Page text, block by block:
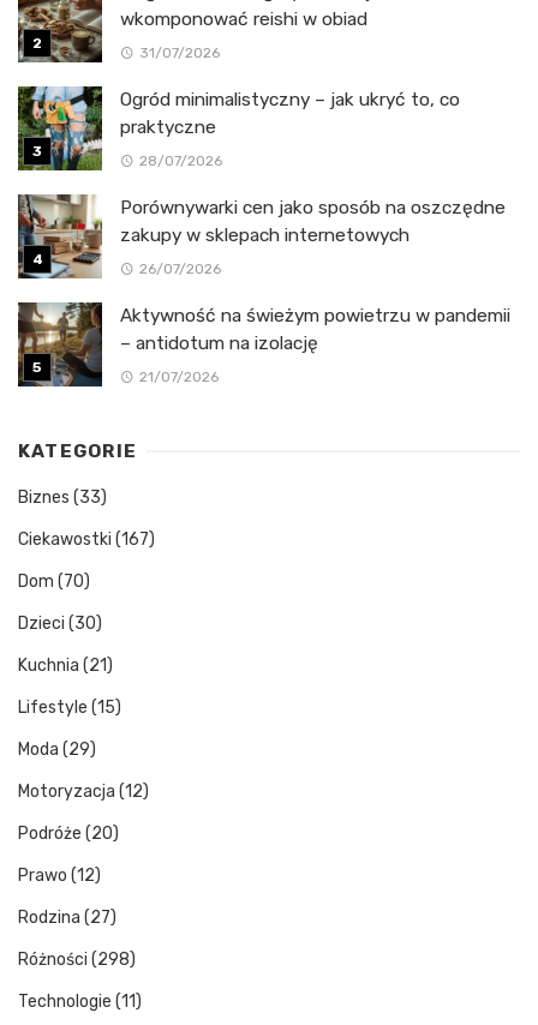
wkomponować reishi w obiad
31/07/2026
Ogród minimalistyczny – jak ukryć to, co
praktyczne
28/07/2026
Porównywarki cen jako sposób na oszczędne
zakupy w sklepach internetowych
26/07/2026
Aktywność na świeżym powietrzu w pandemii
– antidotum na izolację
21/07/2026
KATEGORIE
Biznes (33)
Ciekawostki (167)
Dom (70)
Dzieci (30)
Kuchnia (21)
Lifestyle (15)
Moda (29)
Motoryzacja (12)
Podróże (20)
Prawo (12)
Rodzina (27)
Różności (298)
Technologie (11)